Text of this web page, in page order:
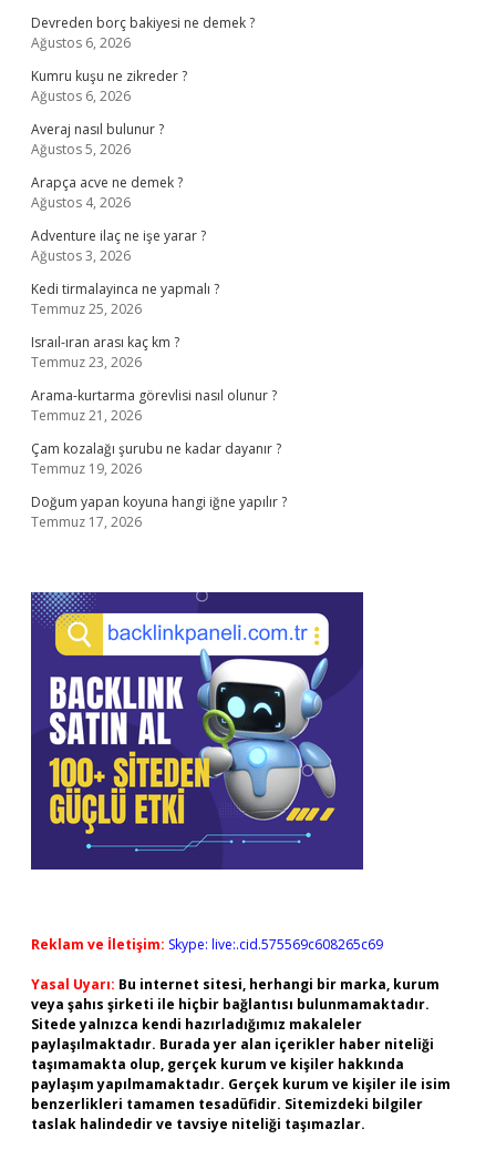
Devreden borç bakiyesi ne demek ?
Ağustos 6, 2026
Kumru kuşu ne zikreder ?
Ağustos 6, 2026
Averaj nasıl bulunur ?
Ağustos 5, 2026
Arapça acve ne demek ?
Ağustos 4, 2026
Adventure ilaç ne işe yarar ?
Ağustos 3, 2026
Kedi tirmalayinca ne yapmalı ?
Temmuz 25, 2026
Israıl-ıran arası kaç km ?
Temmuz 23, 2026
Arama-kurtarma görevlisi nasıl olunur ?
Temmuz 21, 2026
Çam kozalağı şurubu ne kadar dayanır ?
Temmuz 19, 2026
Doğum yapan koyuna hangi iğne yapılır ?
Temmuz 17, 2026
Reklam ve İletişim: Skype: live:.cid.575569c608265c69
Yasal Uyarı: Bu internet sitesi, herhangi bir marka, kurum
veya şahıs şirketi ile hiçbir bağlantısı bulunmamaktadır.
Sitede yalnızca kendi hazırladığımız makaleler
paylaşılmaktadır. Burada yer alan içerikler haber niteliği
taşımamakta olup, gerçek kurum ve kişiler hakkında
paylaşım yapılmamaktadır. Gerçek kurum ve kişiler ile isim
benzerlikleri tamamen tesadüfidir. Sitemizdeki bilgiler
taslak halindedir ve tavsiye niteliği taşımazlar.